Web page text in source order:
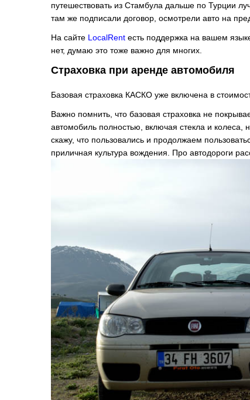
путешествовать из Стамбула дальше по Турции
там же подписали договор, осмотрели авто на
На сайте LocalRent есть поддержка на вашем
нет, думаю это тоже важно для многих.
Страховка при аренде автомобиля
Базовая страховка КАСКО уже включена в
Важно помнить, что базовая страховка не
автомобиль полностью, включая стекла и
скажу, что пользовались и продолжаем
приличная культура вождения. Про автодороги